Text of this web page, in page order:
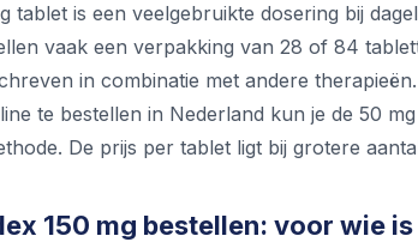
tablet is een veelgebruikte dosering bij
vaak een verpakking van 28 of 84
in combinatie met andere therapieën.
te bestellen in Nederland kun je de 50
De prijs per tablet ligt bij grotere
150 mg bestellen: voor wie